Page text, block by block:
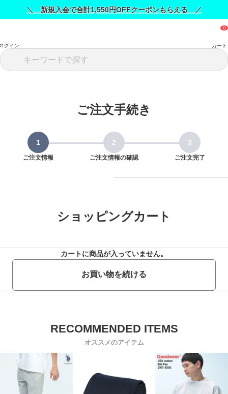
＼ 新規入会で合計1,550円OFFクーポンもらえる ／
グイン カート
ご注文手続き
ご注文情報 ご注文情報の確認 ご注文完了
ショッピングカート
カートに商品が入っていません。
お買い物を続ける
オススメのアイテム